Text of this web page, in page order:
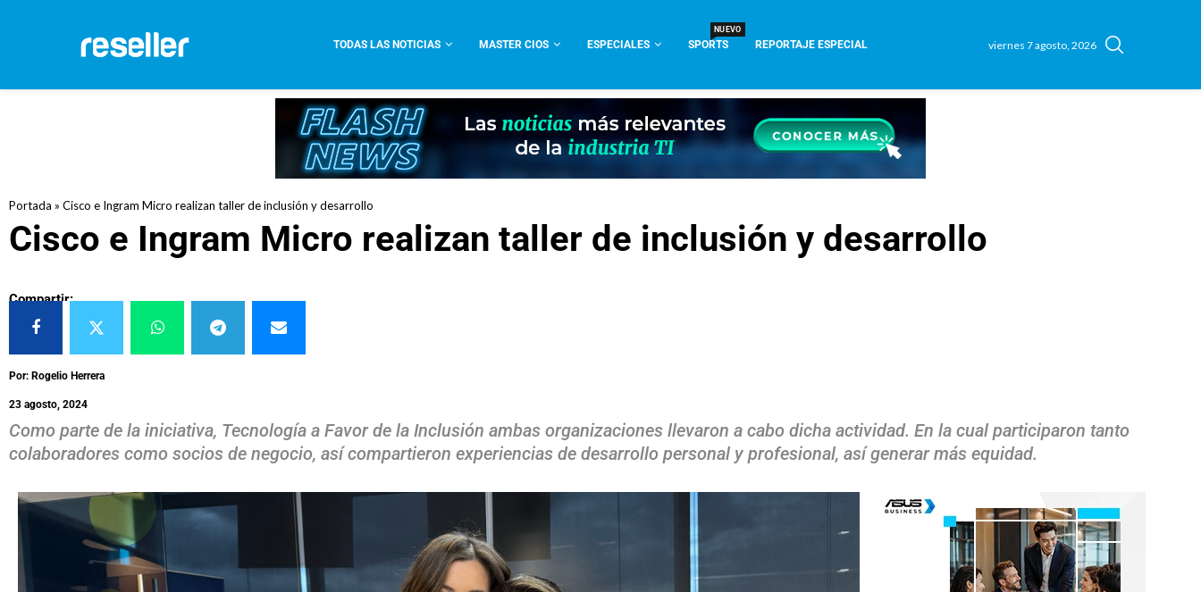
TODAS LAS NOTICIAS MASTER CIOS ESPECIALES SPORTS
NUEVO
REPORTAJE ESPECIAL viernes 7 agosto, 2026
Portada » Cisco e Ingram Micro realizan taller de inclusión y desarrollo
Cisco e Ingram Micro realizan taller de inclusión y desarrollo
Compartir:
Por: Rogelio Herrera
23 agosto, 2024
Como parte de la iniciativa, Tecnología a Favor de la Inclusión ambas organizaciones llevaron a cabo dicha actividad. En la cual participaron tanto
colaboradores como socios de negocio, así compartieron experiencias de desarrollo personal y profesional, así generar más equidad.